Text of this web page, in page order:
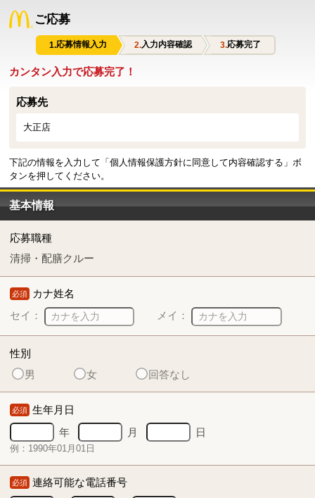
ご応募
応募情報入力 入力内容確認 応募完了
カンタン入力で応募完了！
応募先
大正店
下記の情報を入力して「個人情報保護方針に同意して内容確認する」ボ
タンを押してください。
基本情報
応募職種
清掃・配膳クルー
必須 カナ姓名
セイ：
メイ：
性別
男
女 回答なし
必須 生年月日
年
月 日
例：1990年01月01日
必須 連絡可能な電話番号